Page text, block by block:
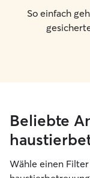
So einfach
Beliebte
Wähle einen